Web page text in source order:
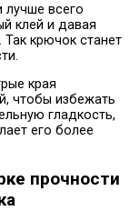
лучше всего
клей и давая
крючок станет
края
чтобы избежать
гладкость,
его более
прочности